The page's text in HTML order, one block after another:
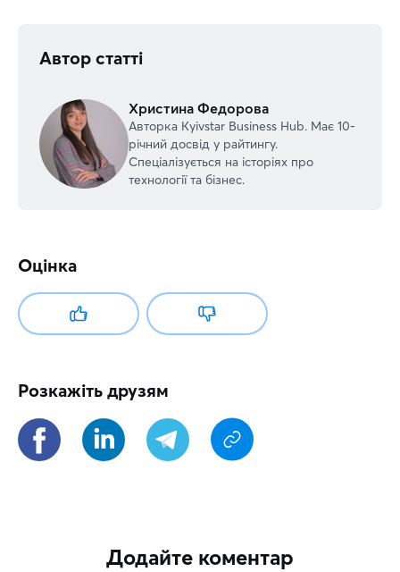
Автор статті
Христина Федорова
Авторка Kyivstar Business Hub. Має 10-
річний досвід у райтингу.
Спеціалізується на історіях про
технології та бізнес.
Оцінка
Розкажіть друзям
Додайте коментар